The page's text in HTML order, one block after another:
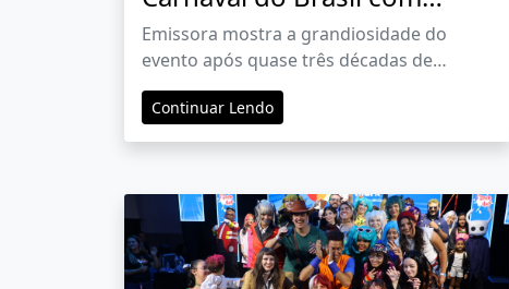
cobertura na TV, rádios e
plataformas digitais
Emissora mostra a grandiosidade do
evento após quase três décadas de
exibição
Continuar Lendo